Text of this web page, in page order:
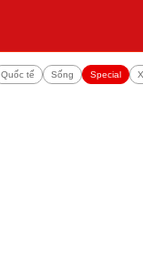
Quốc tế Sống Special